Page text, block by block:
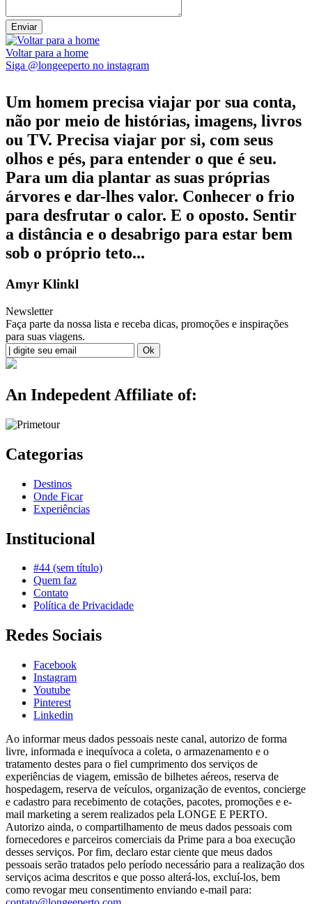
Voltar para a home
Siga @longeeperto no instagram
Um homem precisa viajar por sua conta,
não por meio de histórias, imagens, livros
ou TV. Precisa viajar por si, com seus
olhos e pés, para entender o que é seu.
Para um dia plantar as suas próprias
árvores e dar-lhes valor. Conhecer o frio
para desfrutar o calor. E o oposto. Sentir
a distância e o desabrigo para estar bem
sob o próprio teto...
Amyr Klinkl
Newsletter
Faça parte da nossa lista e receba dicas, promoções e inspirações
para suas viagens.
An Indepedent Affiliate of:
Categorias
Destinos
Onde Ficar
Experiências
Institucional
#44 (sem título)
Quem faz
Contato
Política de Privacidade
Redes Sociais
Facebook
Instagram
Youtube
Pinterest
Linkedin
Ao informar meus dados pessoais neste canal, autorizo de forma
livre, informada e inequívoca a coleta, o armazenamento e o
tratamento destes para o fiel cumprimento dos serviços de
experiências de viagem, emissão de bilhetes aéreos, reserva de
hospedagem, reserva de veículos, organização de eventos, concierge
e cadastro para recebimento de cotações, pacotes, promoções e e-
mail marketing a serem realizados pela LONGE E PERTO.
Autorizo ainda, o compartilhamento de meus dados pessoais com
fornecedores e parceiros comerciais da Prime para a boa execução
desses serviços. Por fim, declaro estar ciente que meus dados
pessoais serão tratados pelo período necessário para a realização dos
serviços acima descritos e que posso alterá-los, excluí-los, bem
como revogar meu consentimento enviando e-mail para: